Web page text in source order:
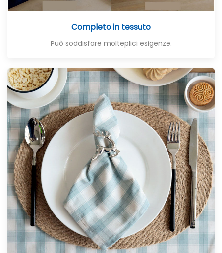
Completo in tessuto
Può soddisfare molteplici esigenze.